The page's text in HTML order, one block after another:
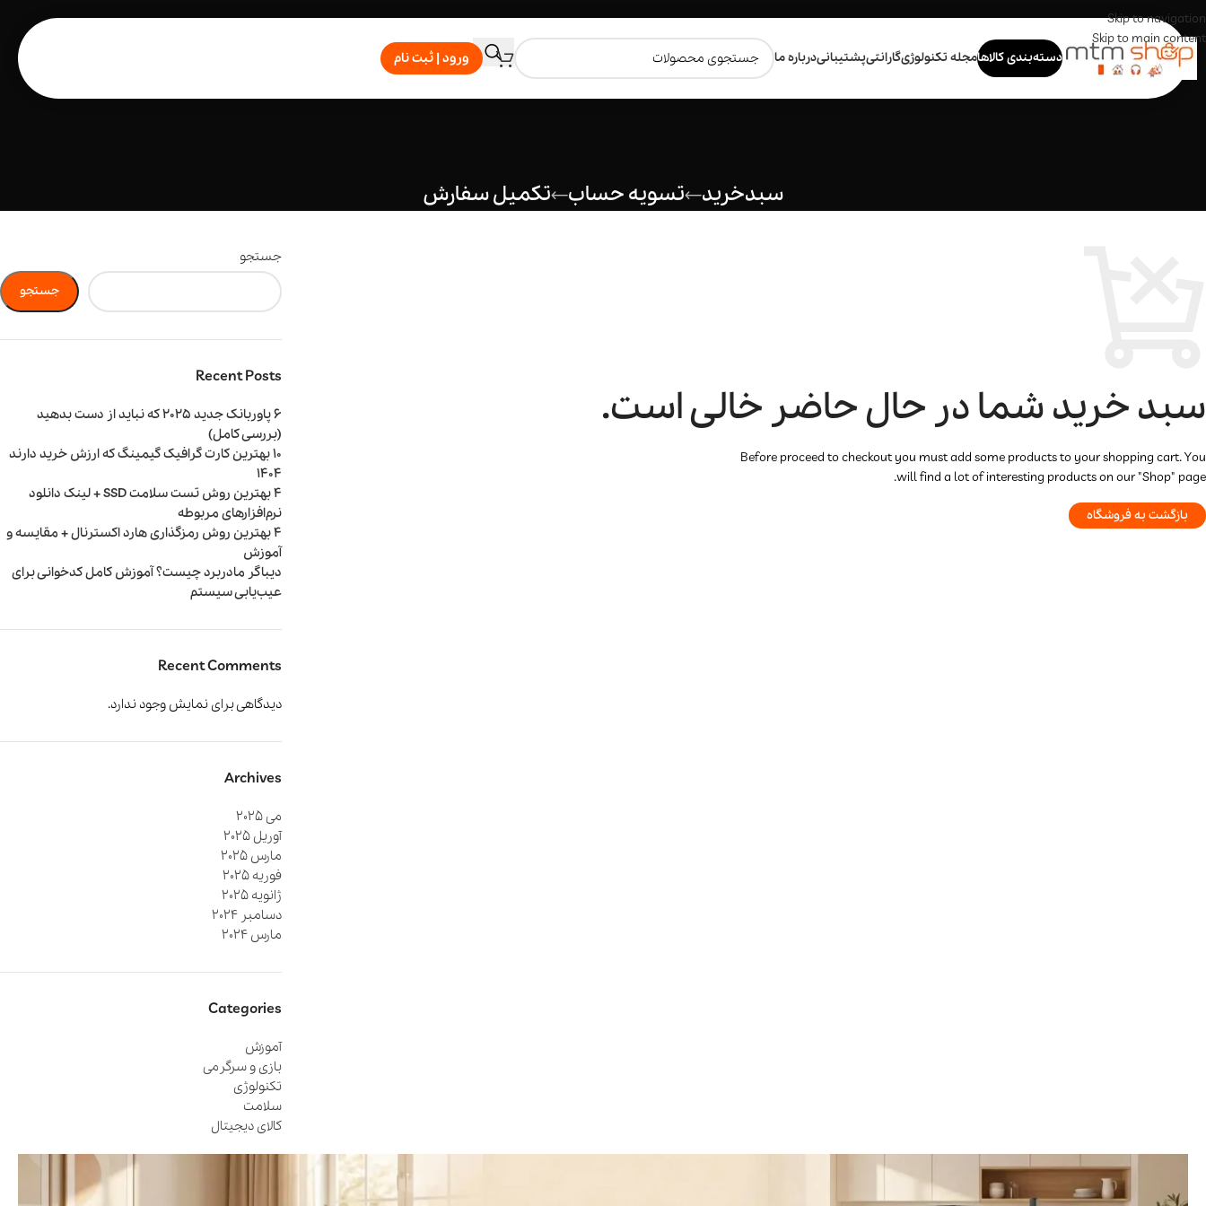
Skip to navigation
Skip to main content
دسته‌بندی کالاها
کتری
مجله تکنولوژیگارانتیپشتیبانیدرباره ما ورود | ثبت نام
سبدخرید تسویه حساب تکمیل سفارش
سبد خرید شما در حال حاضر خالی است.
Before proceed to checkout you must add some products to your shopping cart. You
will find a lot of interesting products on our "Shop" page.
بازگشت به فروشگاه
جستجو
جستجو
Recent Posts
6 پاوربانک جدید 2025 که نباید از دست بدهید
(بررسی کامل)
10 بهترین کارت گرافیک‌ گیمینگ که ارزش خرید دارند
1404
4 بهترین روش تست سلامت SSD + لینک دانلود
نرم‌افزارهای مربوطه
4 بهترین روش رمزگذاری هارد اکسترنال + مقایسه و
آموزش
دیباگر مادربرد چیست؟ آموزش کامل کدخوانی برای
عیب‌یابی سیستم
Recent Comments
دیدگاهی برای نمایش وجود ندارد.
Archives
می 2025
آوریل 2025
مارس 2025
فوریه 2025
ژانویه 2025
دسامبر 2024
مارس 2024
Categories
آموزش
بازی و سرگرمی
تکنولوژی
سلامت
کالای دیجیتال